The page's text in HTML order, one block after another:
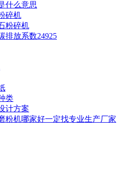
什么意思
碎机
粉碎机
排放系数24925
类
计方案
粉机哪家好一定找专业生产厂家